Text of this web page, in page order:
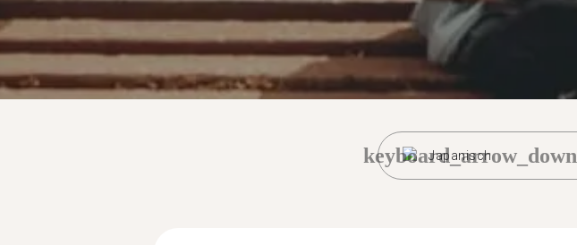
Japanisch
keyboard_arrow_down